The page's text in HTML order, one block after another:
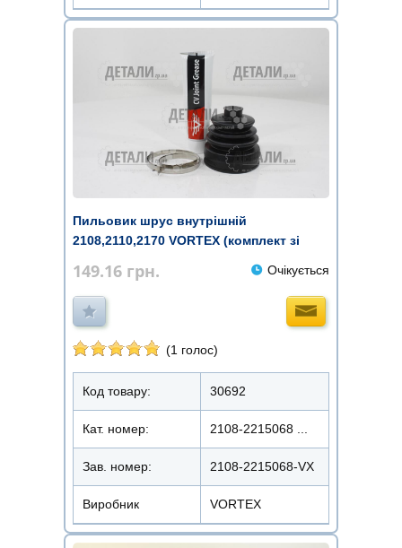
Пильовик шрус внутрішній
2108,2110,2170 VORTEX (комплект зі
149.16 грн. Очікується
(1 голос)
Код товару: 30692
Кат. номер: 2108-2215068 ...
Зав. номер: 2108-2215068-VX
Виробник VORTEX